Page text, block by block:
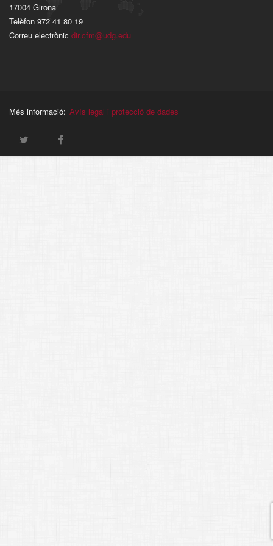
17004 Girona
Telèfon 972 41 80 19
Correu electrònic dir.cfm@udg.edu
Més informació: Avís legal i protecció de dades